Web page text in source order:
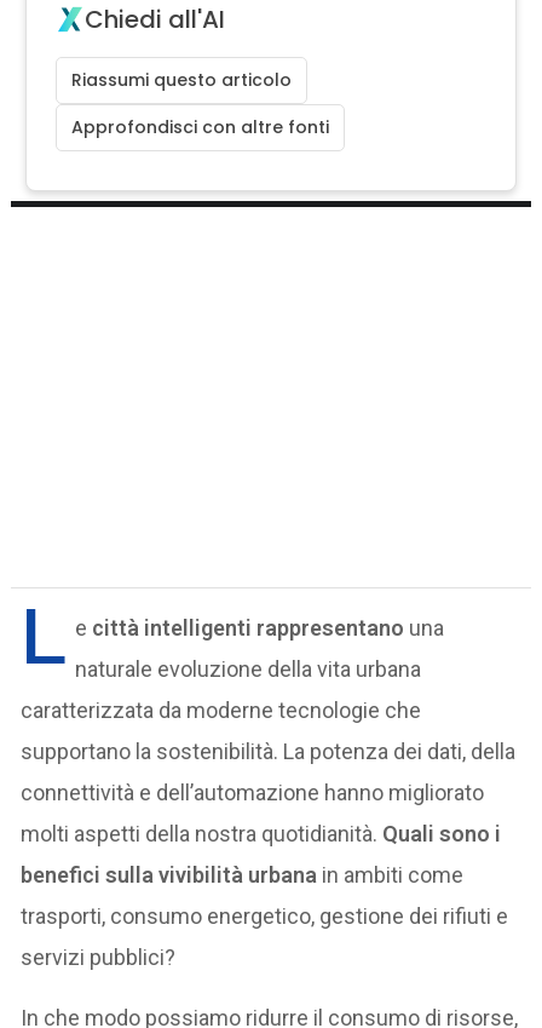
Chiedi all'AI
Riassumi questo articolo
Approfondisci con altre fonti
L e città intelligenti rappresentano una
naturale evoluzione della vita urbana
caratterizzata da moderne tecnologie che
supportano la sostenibilità. La potenza dei dati, della
connettività e dell’automazione hanno migliorato
molti aspetti della nostra quotidianità. Quali sono i
benefici sulla vivibilità urbana in ambiti come
trasporti, consumo energetico, gestione dei rifiuti e
servizi pubblici?
In che modo possiamo ridurre il consumo di risorse,